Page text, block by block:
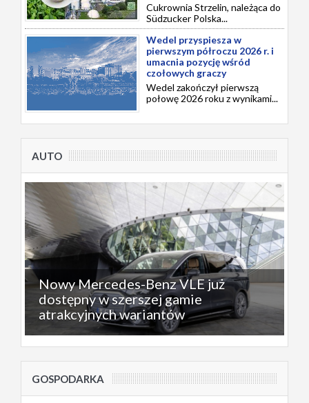
Cukrownia Strzelin, należąca do
Südzucker Polska...
Wedel przyspiesza w
pierwszym półroczu 2026 r. i
umacnia pozycję wśród
czołowych graczy
Wedel zakończył pierwszą
połowę 2026 roku z wynikami...
AUTO
Nowy Mercedes-Benz VLE już
dostępny w szerszej gamie
atrakcyjnych wariantów
GOSPODARKA